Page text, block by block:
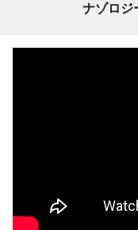
ナゾロジ